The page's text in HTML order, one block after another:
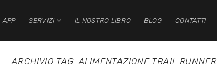
APP SERVIZI IL NOSTRO LIBRO BLOG CONTATTI
ARCHIVIO TAG:ALIMENTAZIONE TRAIL RUNNER